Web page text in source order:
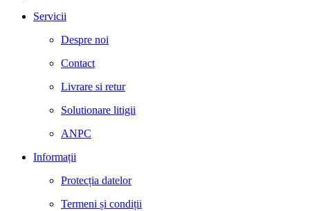
Servicii
Despre noi
Contact
Livrare si retur
Solutionare litigii
ANPC
Informații
Protecția datelor
Termeni și condiții